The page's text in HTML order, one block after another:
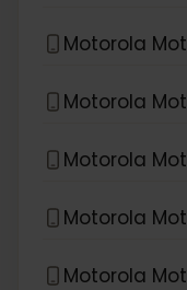
Motorola
Motorola
Motorola
Motorola
Motorola